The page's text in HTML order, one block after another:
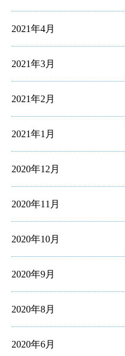
2021年4月
2021年3月
2021年2月
2021年1月
2020年12月
2020年11月
2020年10月
2020年9月
2020年8月
2020年6月